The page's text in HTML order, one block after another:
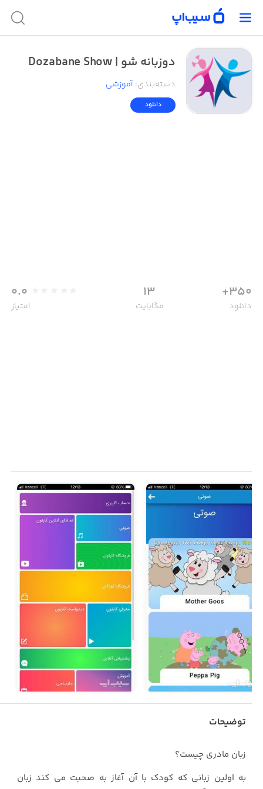
دوزبانه شو | Dozabane Show
دسته‌بندی:آموزشی
دانلود
350+
دانلود
13
مگابایت
0.0
امتیاز
توضیحات
زبان مادری چیست؟
به اولین زبانی که کودک با آن آغاز به صحبت می کند زبان